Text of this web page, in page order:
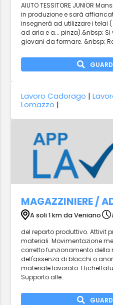
AIUTO TESSITORE JUNIOR
in produzione e sarà
insegnerà ad utilizzare i telai
ad aria e a... pinza).&nbsp;
giovani da formare. &nbsp;
Lavoro Cadorago |
Lomazzo |
MAGAZZINIERE /
A soli 1 km da Veniano
del reparto produttivo. Attivit
materiali. Movimentazione
corretto funzionamento della
dell'assenza di blocchi o
materiale lavorato.
Supporto alle...